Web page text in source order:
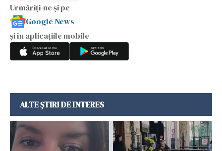
Urmăriți-ne și pe
Google News
și în aplicațiile mobile
ALTE ȘTIRI DE INTERES